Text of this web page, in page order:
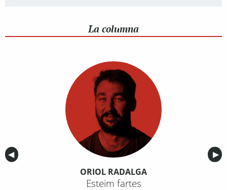
La columna
Anterior
◀︎ ▶︎
ORIOL RADALGA
Esteim fartes